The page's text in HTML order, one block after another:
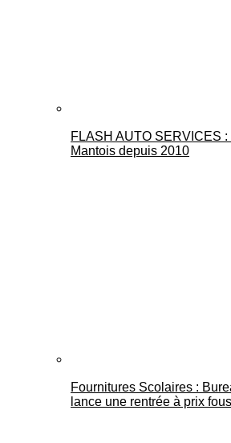
FLASH AUTO SERVICES
Mantois depuis 2010
Fournitures Scolaires :
lance une rentrée à prix fous